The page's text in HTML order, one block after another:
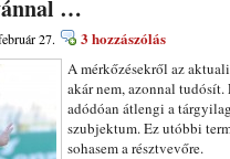
…
27. 3 hozzászólás
A mérkőzésekről az
akár nem, azonnal
adódóan átlengi a
szubjektum. Ez utóbbi
sohasem a résztvevőre.